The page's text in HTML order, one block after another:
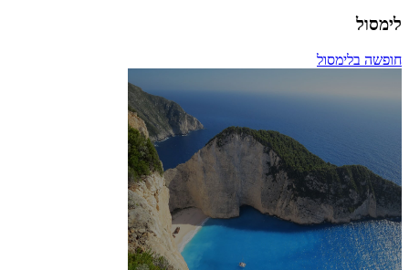
לימסול
חופשה בלימסול